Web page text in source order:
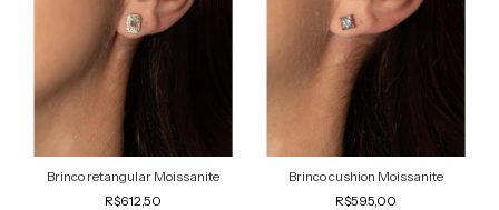
Brinco retangular Moissanite
R$612,50
Brinco cushion Moissanite
R$595,00